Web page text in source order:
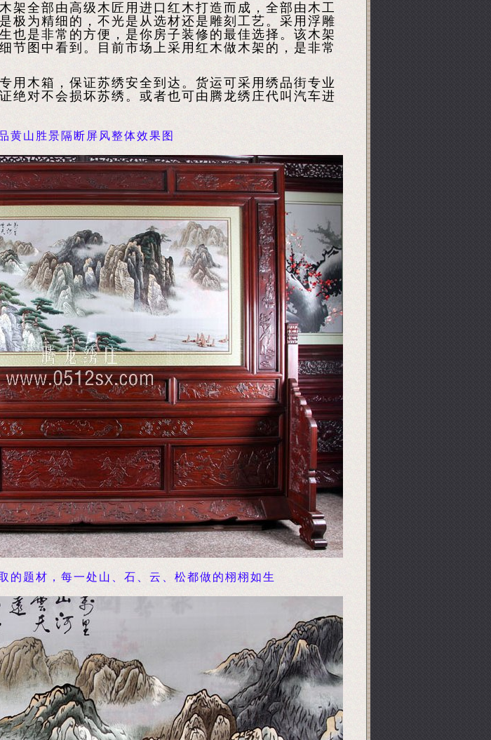
架全部由高级木匠用进口红木打造而成，全部由木工
极为精细的，不光是从选材还是雕刻工艺。采用浮雕
也是非常的方便，是你房子装修的最佳选择。该木架
节图中看到。目前市场上采用红木做木架的，是非常
用木箱，保证苏绣安全到达。货运可采用绣品街专业
绝对不会损坏苏绣。或者也可由腾龙绣庄代叫汽车进
黄山胜景隔断屏风整体效果图
的题材，每一处山、石、云、松都做的栩栩如生